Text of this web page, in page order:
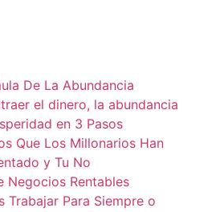
De La Abundancia
el dinero, la abundancia
en 3 Pasos
Que Los Millonarios Han
y Tu No
Negocios Rentables
Trabajar Para Siempre o